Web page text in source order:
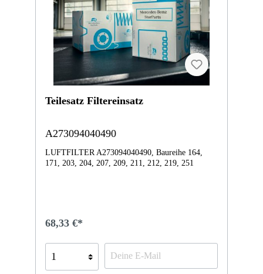
Teilesatz Filtereinsatz
A273094040490
LUFTFILTER A273094040490, Baureihe 164,
171, 203, 204, 207, 209, 211, 212, 219, 251
68,33 €*